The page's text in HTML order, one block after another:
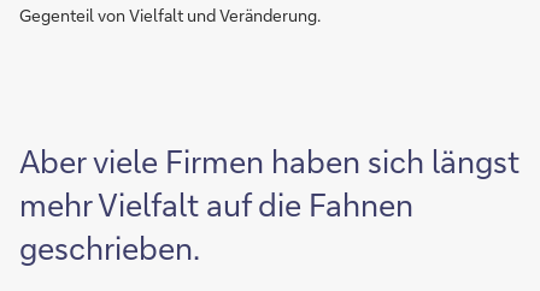
Gegenteil von Vielfalt und Veränderung.
Aber viele Firmen haben sich längst
mehr Vielfalt auf die Fahnen
geschrieben.